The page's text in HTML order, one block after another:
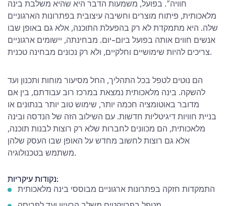
חוויה”. בפועל, משמעות הדבר היא שהיא משלבת בינה
מלאכותית, פיתוח מוצרים וחשיבה עיצובית בפתרונות הארגוניים
שלה. היא מתמקדת לא רק בהפעלת התוכנה, אלא גם באופן שבו
אנשים חווים אותה בפועל ביום-יום. מבחינתה, יישומים ארגוניים
צריכים להיות שימושיים וחלקיים, ולא רק נכונים מבחינה טכנית.
הם נוטים לטפל בכל התהליך, החל מסיעור מוחות ותכנון ועד
להשקה. בינה מלאכותית נמצאת במרכז רוב עבודתם, בין אם
מדובר באוטומציה חכמה יותר, שימוש טוב יותר בנתונים או
בניית חוויות דיגיטליות חדשות. עם השילוב הזה של הנדסה ובינה
מלאכותית, הם מכוונים לחברות שלא רק רוצות לבנות תוכנה,
אלא גם רוצות לחשוב מחדש על האופן שבו העסק שלהן
משתמש בטכנולוגיה.
נקודות עיקריות:
התמקדות חזקה בפתרונות ארגוניים מבוססי בינה מלאכותית